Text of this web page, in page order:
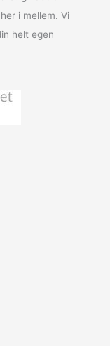
i mellem. Vi
helt egen